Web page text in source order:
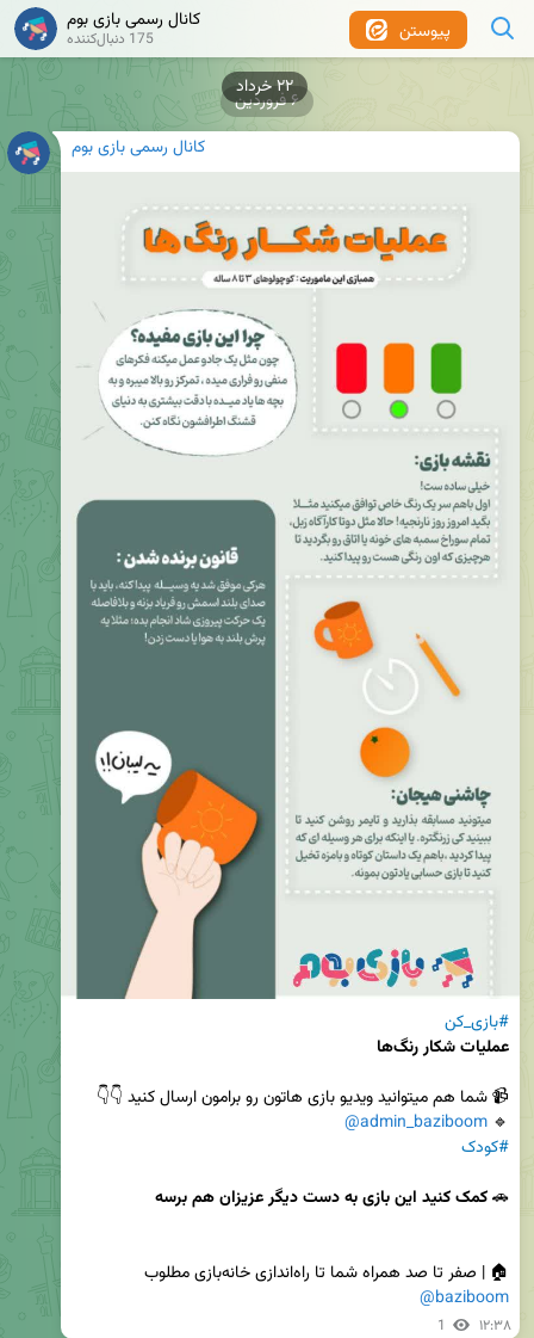
۲۲ خرداد
پیوستن کانال رسمی بازی بوم
175 دنبال‌کننده
کانال رسمی بازی بوم
#بازی_کن
عملیات شکار رنگ‌ها
🔹️
@admin_baziboom
#کودک
🚗 کمک کنید این بازی به دست دیگر عزیزان هم برسه
‌🏠 | صفر تا صد همراه شما تا راه‌اندازی خانه‌بازی مطلوب
@baziboom
1 ۱۲:۳۸
۶ فروردین